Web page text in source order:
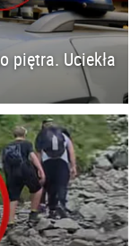
piętra. Uciekła